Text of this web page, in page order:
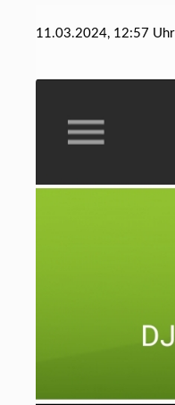
11.03.2024, 12:57 Uhr